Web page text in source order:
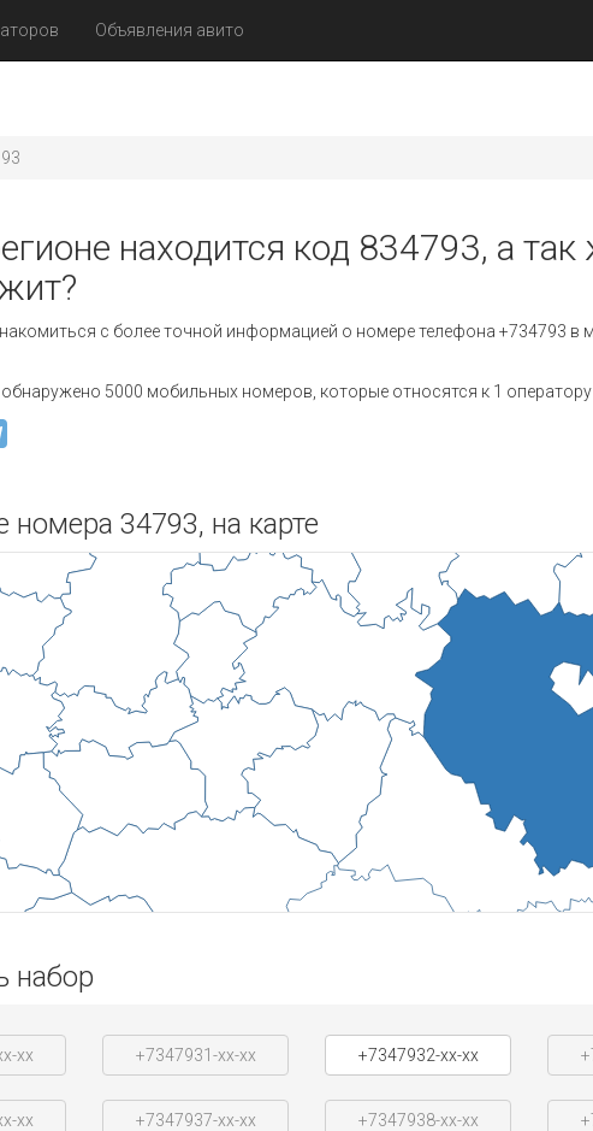
Объявления авито
93
находится код 834793, а
с более точной информацией о номере телефона +734793 в
обнаружено 5000 мобильных номеров, которые относятся к 1 оператору
34793, на карте
набор
xx +7347931-xx-xx +7347932-xx-xx
xx +7347937-xx-xx +7347938-xx-xx